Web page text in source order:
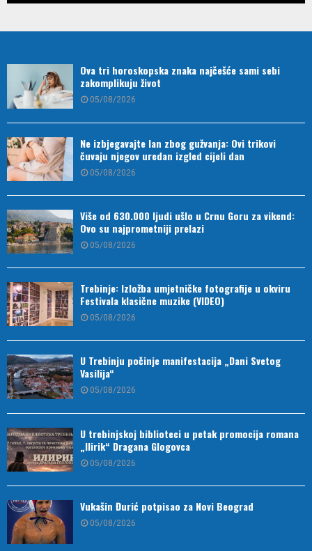
Ova tri horoskopska znaka najčešće sami sebi
zakomplikuju život
05/08/2026
Ne izbjegavajte lan zbog gužvanja: Ovi trikovi
čuvaju njegov uredan izgled cijeli dan
05/08/2026
Više od 630.000 ljudi ušlo u Crnu Goru za vikend:
Ovo su najprometniji prelazi
05/08/2026
Trebinje: Izložba umjetničke fotografije u okviru
Festivala klasične muzike (VIDEO)
05/08/2026
U Trebinju počinje manifestacija „Dani Svetog
Vasilija“
05/08/2026
U trebinjskoj biblioteci u petak promocija romana
„Ilirik“ Dragana Glogovca
05/08/2026
Vukašin Đurić potpisao za Novi Beograd
05/08/2026